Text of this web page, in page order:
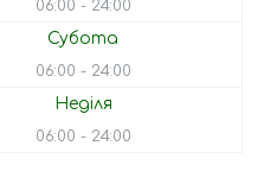
06:00 24:00
Субота
06:00 24:00
Неділя
06:00 24:00